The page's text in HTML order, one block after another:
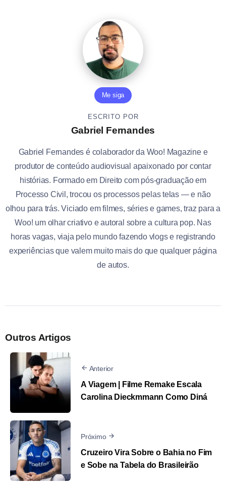
Me siga
ESCRITO POR
Gabriel Fernandes
Gabriel Fernandes é colaborador da Woo! Magazine e
produtor de conteúdo audiovisual apaixonado por contar
histórias. Formado em Direito com pós-graduação em
Processo Civil, trocou os processos pelas telas — e não
olhou para trás. Viciado em filmes, séries e games, traz para a
Woo! um olhar criativo e autoral sobre a cultura pop. Nas
horas vagas, viaja pelo mundo fazendo vlogs e registrando
experiências que valem muito mais do que qualquer página
de autos.
Outros Artigos
Anterior
A Viagem | Filme Remake Escala
Carolina Dieckmmann Como Diná
Próximo
Cruzeiro Vira Sobre o Bahia no Fim
e Sobe na Tabela do Brasileirão